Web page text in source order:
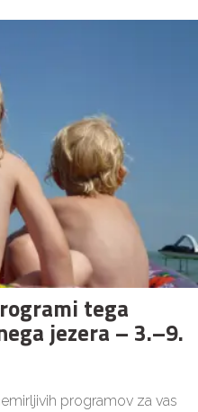
tega
jezera – 3.–9.
programov za vas